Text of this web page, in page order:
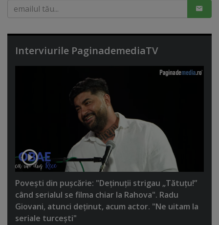
Interviurile PaginademediaTV
Poveşti din puşcărie: "Deţinuţii strigau „Tătuţu!”
când serialul se filma chiar la Rahova". Radu
Giovani, atunci deţinut, acum actor. "Ne uitam la
seriale turceşti"